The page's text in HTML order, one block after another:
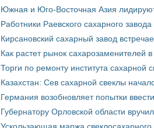
Южная и Юго-Восточная Азия
Работники Раевского сахарного
Кирсановский сахарный завод
Как растет рынок сахарозаменителей
Торги по ремонту института
Казахстан: Сев сахарной свеклы
Германия возобновляет попытки
Губернатору Орловской области